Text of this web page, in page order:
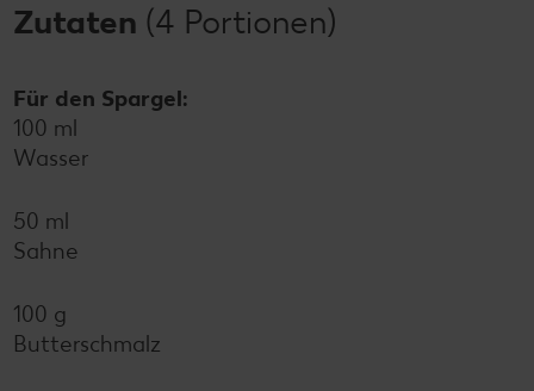
Zutaten (4 Portionen)
Für den Spargel:
100 ml
Wasser
50 ml
Sahne
100 g
Butterschmalz